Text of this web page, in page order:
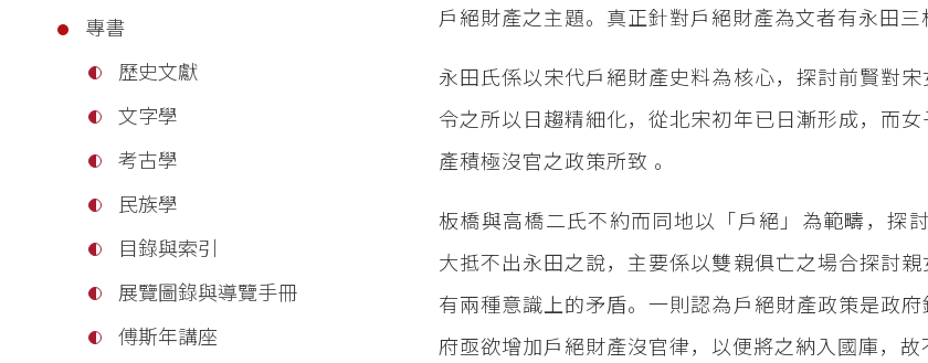
專書
歷史文獻
文字學
考古學
民族學
目錄與索引
展覽圖錄與導覽手冊
傅斯年講座
戶絕財產之主題。真正針對戶絕財產為文者有永田三
永田氏係以宋代戶絕財產史料為核心，探討前賢對
令之所以日趨精細化，從北宋初年已日漸形成，而
產積極沒官之政策所致 。
板橋與高橋二氏不約而同地以「戶絕」為範疇，探
大抵不出永田之說，主要係以雙親俱亡之場合探討
有兩種意識上的矛盾。一則認為戶絕財產政策是政
府亟欲增加戶絕財產沒官律，以便將之納入國庫，